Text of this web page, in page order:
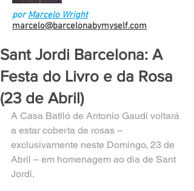
porMarcelo Wright
marcelo@barcelonabymyself.com
Sant Jordi Barcelona: A
Festa do Livro e da Rosa
(23 de Abril)
A Casa Batlló de Antonio Gaudí voltará
a estar coberta de rosas –
exclusivamente neste Domingo, 23 de
Abril – em homenagem ao dia de Sant
Jordi.